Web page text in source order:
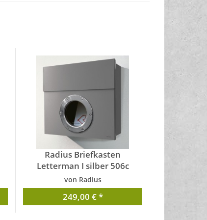
Radius Briefkasten
Letterman I silber 506c
von Radius
249,00 € *